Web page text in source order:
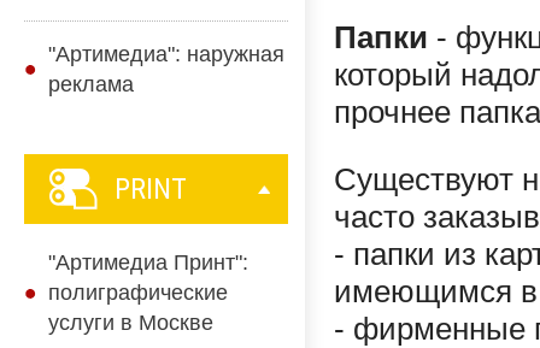
"Артимедиа": наружная
реклама
PRINT
"Артимедиа Принт":
полиграфические
услуги в Москве
Папки -
который
прочнее
Существуют
часто
- папки из
имеющимся
- фирменные